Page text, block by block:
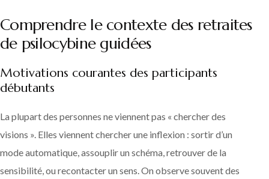
Comprendre le contexte des retraites
de psilocybine guidées
Motivations courantes des participants
débutants
La plupart des personnes ne viennent pas « chercher des
visions ». Elles viennent chercher une inflexion : sortir d’un
mode automatique, assouplir un schéma, retrouver de la
sensibilité, ou recontacter un sens. On observe souvent des